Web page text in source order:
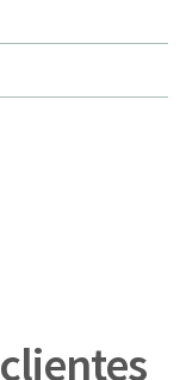
clientes